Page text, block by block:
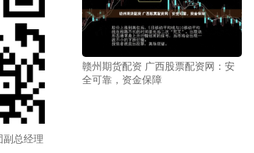
总经理
赣州期货配资 广西股票配资网：安
全可靠，资金保障